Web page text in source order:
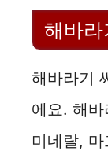
해바
해바라기
에요. 해
미네랄,